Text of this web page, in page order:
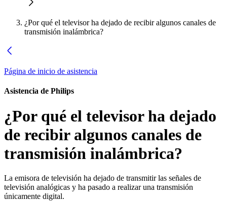
¿Por qué el televisor ha dejado de recibir algunos canales de
transmisión inalámbrica?
Página de inicio de asistencia
Asistencia de Philips
¿Por qué el televisor ha dejado
de recibir algunos canales de
transmisión inalámbrica?
La emisora de televisión ha dejado de transmitir las señales de
televisión analógicas y ha pasado a realizar una transmisión
únicamente digital.